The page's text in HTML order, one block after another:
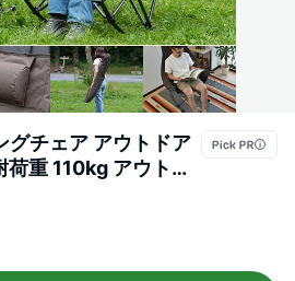
グチェア アウトドア
荷重 110kg アウトド
アー コンパクト 折
スト ひじ掛け 肘掛
1年保証 ★[送料無料]